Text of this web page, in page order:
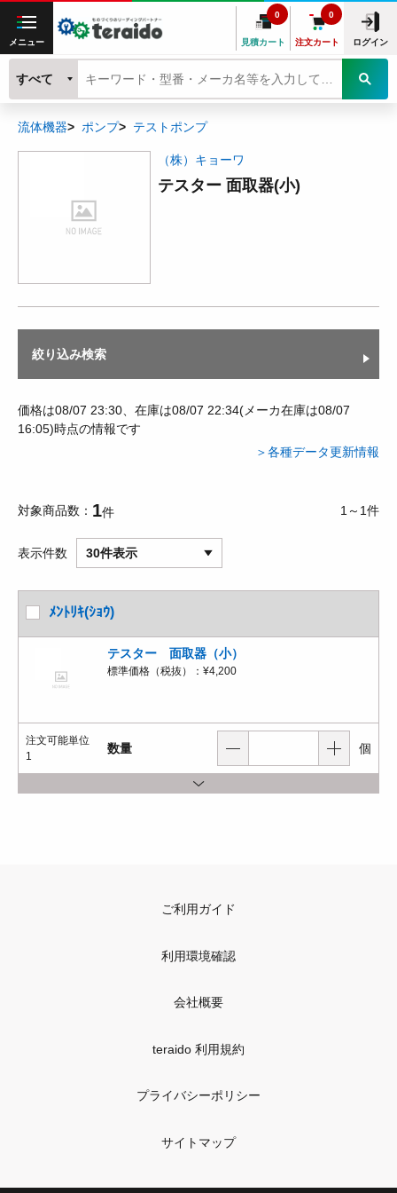
メニュー 見積カート
0
注文カート
0
ログイン
すべて
流体機器 ポンプ テストポンプ
（株）キョーワ
テスター 面取器(小)
絞り込み検索
価格は08/07 23:30、在庫は08/07 22:34(メーカ在庫は08/07
16:05)時点の情報です
＞各種データ更新情報
対象商品数 1件 1～1件
表示件数 30件表示
ﾒﾝﾄﾘｷ(ｼｮｳ)
テスター 面取器（小）
標準価格（税抜）： ¥4,200
注文可能単位
1
数量 個
ご利用ガイド
利用環境確認
会社概要
teraido 利用規約
プライバシーポリシー
サイトマップ